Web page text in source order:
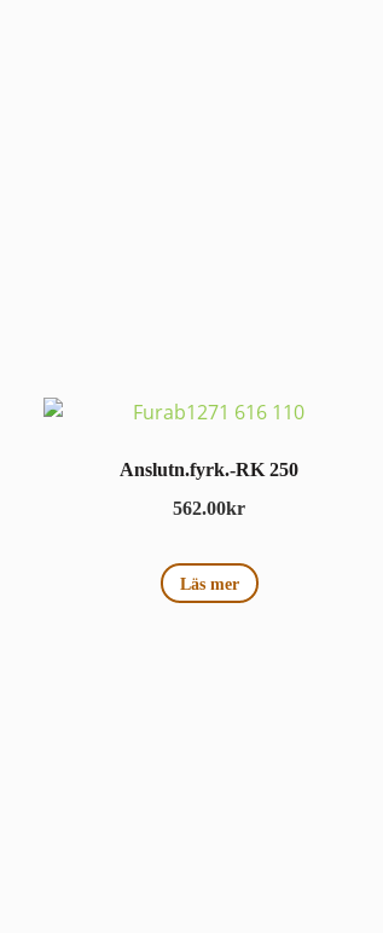
Anslutn.fyrk.-RK 250
562.00kr
Läs mer